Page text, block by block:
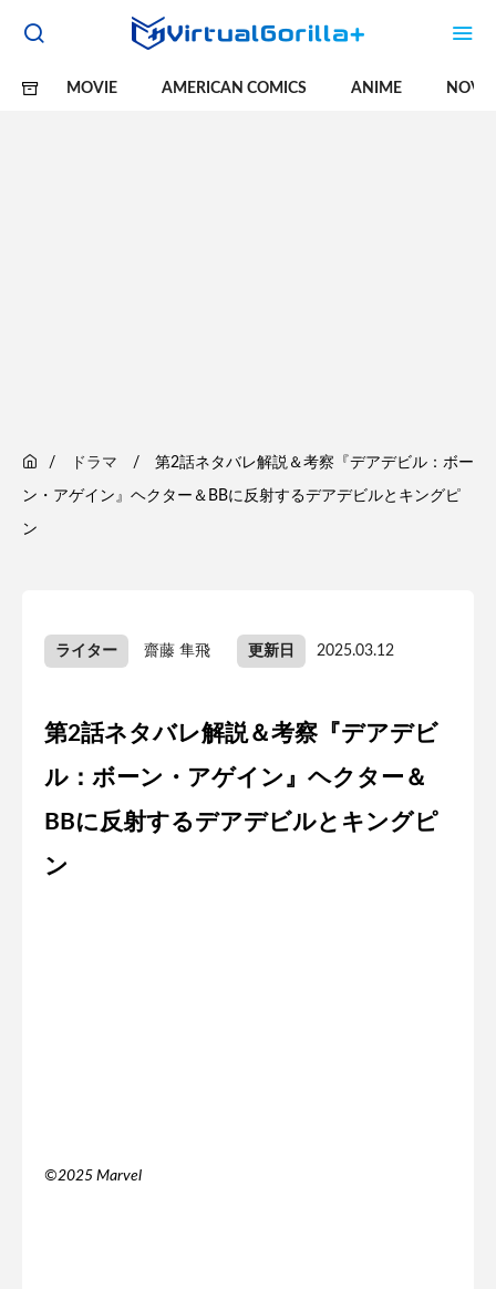
MOVIE AMERICAN COMICS ANIME
ドラマ 第2話ネタバレ解説＆考察『デアデビル：ボー
ン・アゲイン』ヘクター＆BBに反射するデアデビルとキングピ
ン
ライター 齋藤 隼飛 更新日 2025.03.12
第2話ネタバレ解説＆考察『デアデビ
ル：ボーン・アゲイン』ヘクター＆
BBに反射するデアデビルとキングピ
ン
©️2025 Marvel